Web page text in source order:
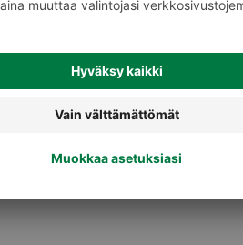
meikinkiinnityssuihkeet, korostus- ja
varjostustuotteet